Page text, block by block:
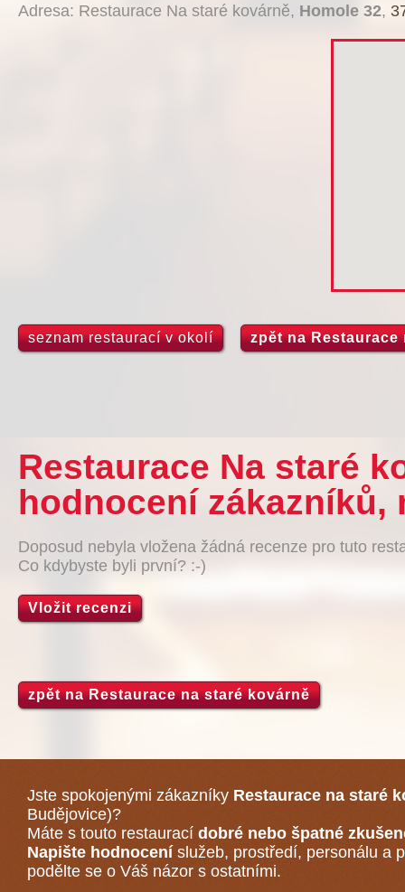
Adresa: Restaurace Na staré kovárně, Homole 32,
seznam restaurací v okolí zpět na
Restaurace Na staré
hodnocení zákazníků,
Doposud nebyla vložena žádná recenze pro tuto
Co kdybyste byli první? :-)
Vložit recenzi
zpět na Restaurace na staré kovárně
Jste spokojenými zákazníky Restaurace na staré
Budějovice)?
Máte s touto restaurací dobré nebo špatné
Napište hodnocení služeb, prostředí, personálu a
podělte se o Váš názor s ostatními.